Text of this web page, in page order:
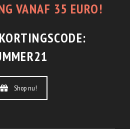
VANAF 35 EURO!
Shop nu!